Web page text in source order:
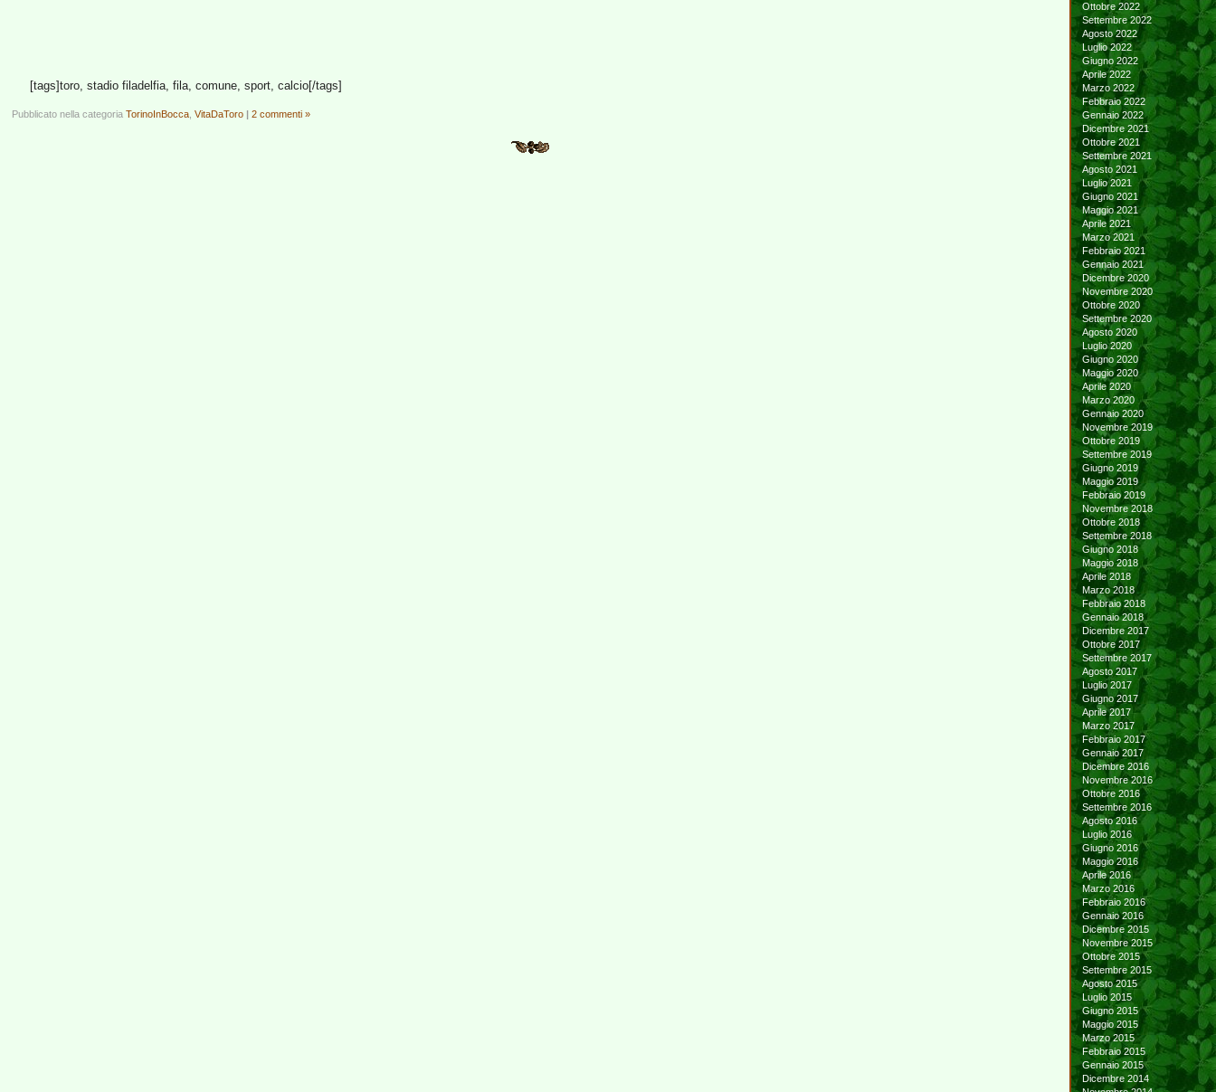
[tags]toro, stadio filadelfia, fila, comune, sport, calcio[/tags]
Pubblicato nella categoria TorinoInBocca VitaDaToro | 2 commenti »
Ottobre 2022
Settembre 2022
Agosto 2022
Luglio 2022
Giugno 2022
Aprile 2022
Marzo 2022
Febbraio 2022
Gennaio 2022
Dicembre 2021
Ottobre 2021
Settembre 2021
Agosto 2021
Luglio 2021
Giugno 2021
Maggio 2021
Aprile 2021
Marzo 2021
Febbraio 2021
Gennaio 2021
Dicembre 2020
Novembre 2020
Ottobre 2020
Settembre 2020
Agosto 2020
Luglio 2020
Giugno 2020
Maggio 2020
Aprile 2020
Marzo 2020
Gennaio 2020
Novembre 2019
Ottobre 2019
Settembre 2019
Giugno 2019
Maggio 2019
Febbraio 2019
Novembre 2018
Ottobre 2018
Settembre 2018
Giugno 2018
Maggio 2018
Aprile 2018
Marzo 2018
Febbraio 2018
Gennaio 2018
Dicembre 2017
Ottobre 2017
Settembre 2017
Agosto 2017
Luglio 2017
Giugno 2017
Aprile 2017
Marzo 2017
Febbraio 2017
Gennaio 2017
Dicembre 2016
Novembre 2016
Ottobre 2016
Settembre 2016
Agosto 2016
Luglio 2016
Giugno 2016
Maggio 2016
Aprile 2016
Marzo 2016
Febbraio 2016
Gennaio 2016
Dicembre 2015
Novembre 2015
Ottobre 2015
Settembre 2015
Agosto 2015
Luglio 2015
Giugno 2015
Maggio 2015
Marzo 2015
Febbraio 2015
Gennaio 2015
Dicembre 2014